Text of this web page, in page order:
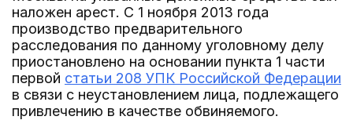
наложен арест. С 1 ноября 2013 года
производство предварительного
расследования по данному уголовному делу
приостановлено на основании пункта 1 части
первой статьи 208 УПК Российской Федерации
в связи с неустановлением лица, подлежащего
привлечению в качестве обвиняемого.